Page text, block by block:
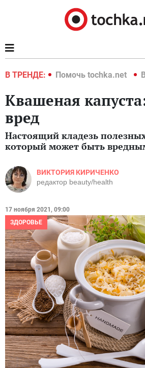
В ТРЕНДЕ:
2022 Помочь tochka.net
Квашеная
вред
Настоящий кладезь
который может быть
ВИКТОРИЯ КИРИЧЕНКО
редактор beauty/health
17 ноября 2021, 09:00
ЗДОРОВЬЕ